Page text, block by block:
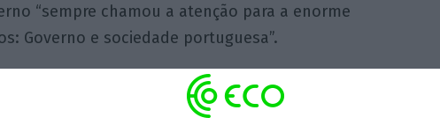
“sempre chamou a atenção para a enorme
Governo e sociedade portuguesa”.